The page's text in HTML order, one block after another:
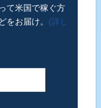
て米国で稼ぐ方
をお届け。 (詳し